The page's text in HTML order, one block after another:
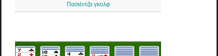
Πασιέντζα γκολφ